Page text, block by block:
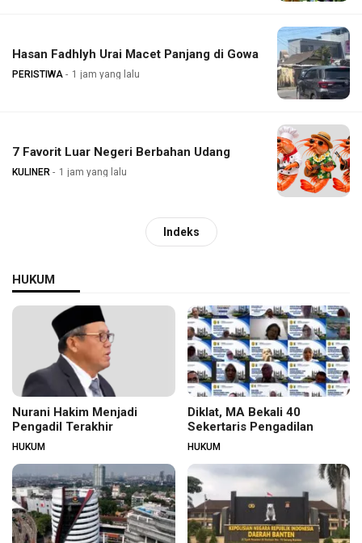
Hasan Fadhlyh Urai Macet Panjang di Gowa
PERISTIWA 1 jam yang lalu
7 Favorit Luar Negeri Berbahan Udang
KULINER 1 jam yang lalu
Indeks
HUKUM
Nurani Hakim Menjadi
Pengadil Terakhir
HUKUM
Diklat, MA Bekali 40
Sekertaris Pengadilan
HUKUM